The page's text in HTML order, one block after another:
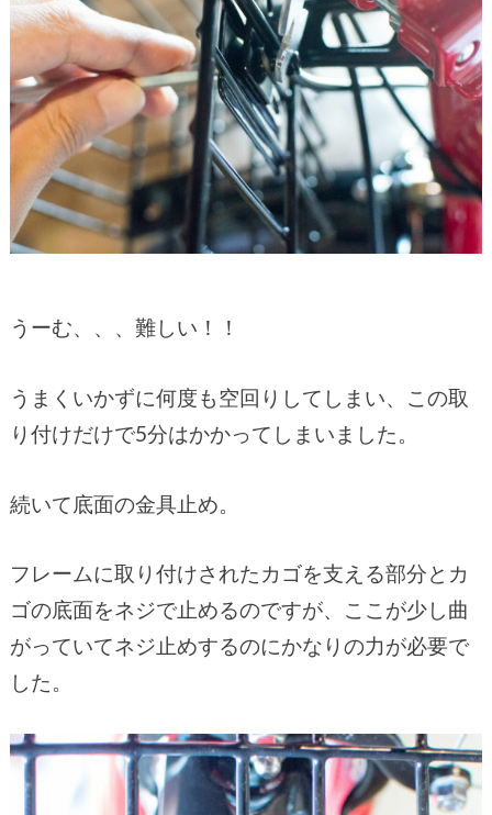
うーむ、、、難しい！！
うまくいかずに何度も空回りしてしまい、この取
り付けだけで5分はかかってしまいました。
続いて底面の金具止め。
フレームに取り付けされたカゴを支える部分とカ
ゴの底面をネジで止めるのですが、ここが少し曲
がっていてネジ止めするのにかなりの力が必要で
した。